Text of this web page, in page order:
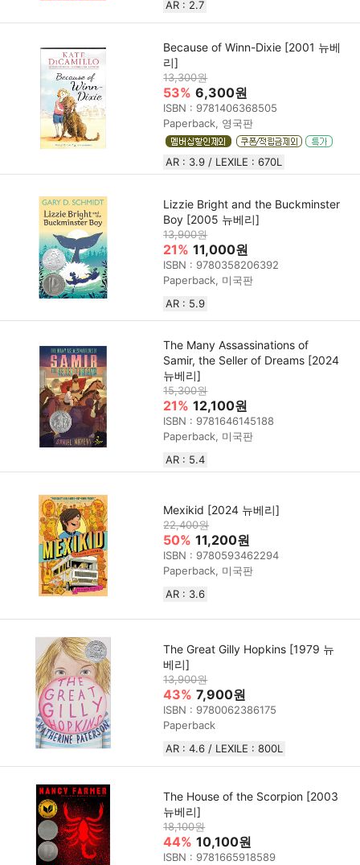
AR : 2.7
Because of Winn-Dixie [2001 뉴베
리]
13,300원
53% 6,300원
ISBN : 9781406368505
Paperback, 영국판
AR : 3.9 / LEXILE : 670L
Lizzie Bright and the Buckminster
Boy [2005 뉴베리]
13,900원
21% 11,000원
ISBN : 9780358206392
Paperback, 미국판
AR : 5.9
The Many Assassinations of
Samir, the Seller of Dreams [2024
뉴베리]
15,300원
21% 12,100원
ISBN : 9781646145188
Paperback, 미국판
AR : 5.4
Mexikid [2024 뉴베리]
22,400원
50% 11,200원
ISBN : 9780593462294
Paperback, 미국판
AR : 3.6
The Great Gilly Hopkins [1979 뉴
베리]
13,900원
43% 7,900원
ISBN : 9780062386175
Paperback
AR : 4.6 / LEXILE : 800L
The House of the Scorpion [2003
뉴베리]
18,100원
44% 10,100원
ISBN : 9781665918589